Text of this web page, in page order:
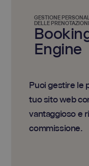
GESTIONE
DELLE PRENOTAZIONI
Engine
Puoi gestire le
tuo sito web
vantaggioso e
commissione.